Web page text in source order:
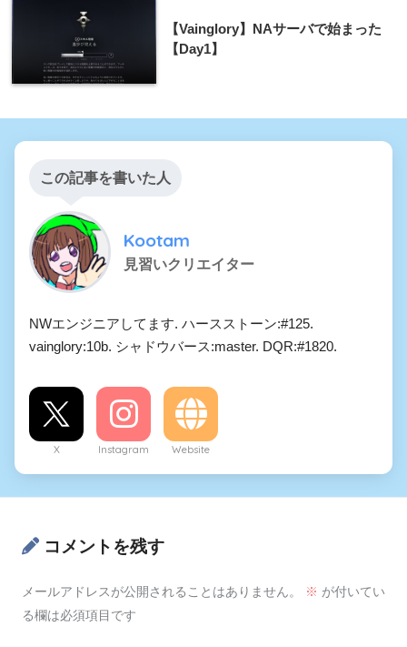
【Vainglory】NAサーバで始まった
【Day1】
この記事を書いた人
Kootam
見習いクリエイター
NWエンジニアしてます. ハースストーン:#125.
vainglory:10b. シャドウバース:master. DQR:#1820.
X Instagram Website
コメントを残す
メールアドレスが公開されることはありません。 ※ が付いてい
る欄は必須項目です